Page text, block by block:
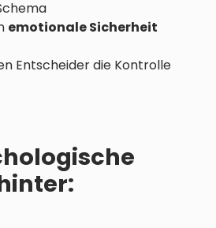
emotionale Sicherheit
Entscheider die Kontrolle